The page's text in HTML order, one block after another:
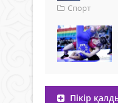
Спорт
Пікір